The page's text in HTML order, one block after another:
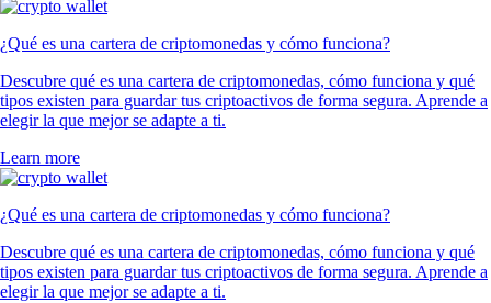
¿Qué es una cartera de criptomonedas y cómo funciona?
Descubre qué es una cartera de criptomonedas, cómo funciona y qué
tipos existen para guardar tus criptoactivos de forma segura. Aprende a
elegir la que mejor se adapte a ti.
Learn more
¿Qué es una cartera de criptomonedas y cómo funciona?
Descubre qué es una cartera de criptomonedas, cómo funciona y qué
tipos existen para guardar tus criptoactivos de forma segura. Aprende a
elegir la que mejor se adapte a ti.